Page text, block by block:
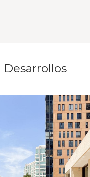
Desarrollos